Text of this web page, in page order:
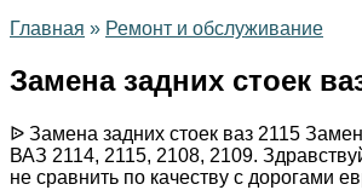
Главная » Ремонт и обслуживание
Замена задних стоек
ᐉ Замена задних стоек ваз 2115
ВАЗ 2114, 2115, 2108, 2109.
не сравнить по качеству с дорогами